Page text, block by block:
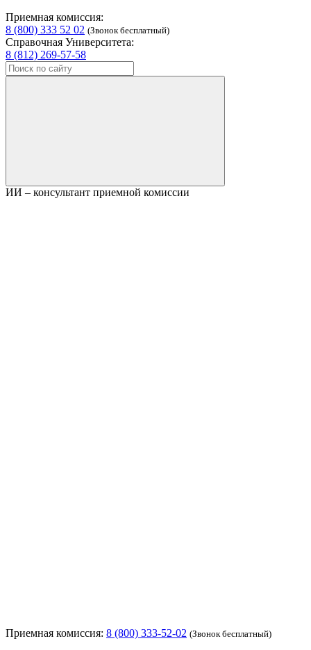
Приемная комиссия:
8 (800) 333 52 02 (Звонок бесплатный)
Справочная Университета:
8 (812) 269-57-58
ИИ – консультант приемной комиссии
Приемная комиссия: 8 (800) 333-52-02 (Звонок бесплатный)